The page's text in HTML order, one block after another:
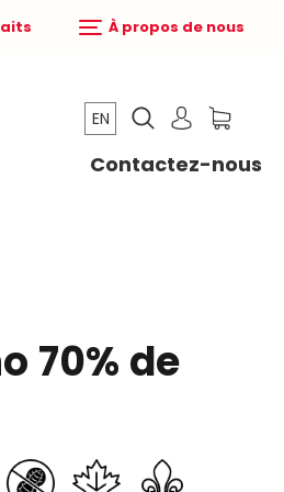
À propos de nous
EN
Contactez-nous
70% de